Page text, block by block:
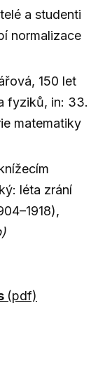
a studenti
normalizace
150 let
fyziků, in: 33.
matematiky
léta zrání
(pdf)